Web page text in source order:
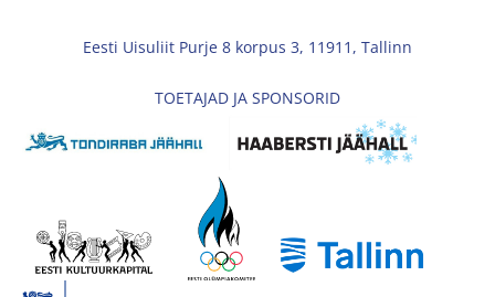
Eesti Uisuliit Purje 8 korpus 3, 11911, Tallinn
TOETAJAD JA SPONSORID